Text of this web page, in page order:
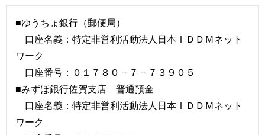
■ゆうちょ銀行（郵便局）
口座名義：特定非営利活動法人日本ＩＤＤＭネット
ワーク
口座番号：０１７８０－７－７３９０５
■みずほ銀行佐賀支店 普通預金
口座名義：特定非営利活動法人日本ＩＤＤＭネット
ワーク